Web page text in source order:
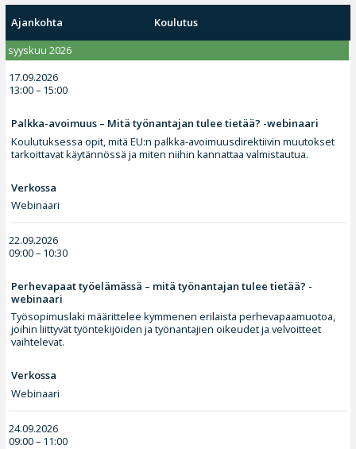
Ajankohta
Koulutus
syyskuu 2026
17.09.2026
13:00 – 15:00
Palkka-avoimuus – Mitä työnantajan tulee tietää? -webinaari
Koulutuksessa opit, mitä EU:n palkka-avoimuusdirektiivin muutokset
tarkoittavat käytännössä ja miten niihin kannattaa valmistautua.
Verkossa
Webinaari
22.09.2026
09:00 – 10:30
Perhevapaat työelämässä – mitä työnantajan tulee tietää? -
webinaari
Työsopimuslaki määrittelee kymmenen erilaista perhevapaamuotoa,
joihin liittyvät työntekijöiden ja työnantajien oikeudet ja velvoitteet
vaihtelevat.
Verkossa
Webinaari
24.09.2026
09:00 – 11:00